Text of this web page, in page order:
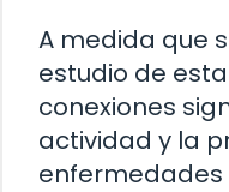
A medida que
estudio de
conexiones
actividad y la
enfermedades